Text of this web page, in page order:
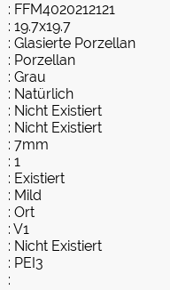
: FFM4020212121
: 19.7x19.7
: Glasierte Porzellan
: Porzellan
: Grau
: Natürlich
: Nicht Existiert
: Nicht Existiert
: 7mm
: 1
: Existiert
: Mild
: Ort
: V1
: Nicht Existiert
: PEI3
: